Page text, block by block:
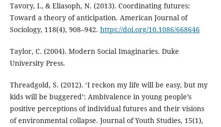
Tavory, I., & Eliasoph, N. (2013). Coordinating futures:
Toward a theory of anticipation. American Journal of
Sociology, 118(4), 908–942. https://doi.org/10.1086/668646
Taylor, C. (2004). Modern Social Imaginaries. Duke
University Press.
Threadgold, S. (2012). ‘I reckon my life will be easy, but my
kids will be buggered’: Ambivalence in young people’s
positive perceptions of individual futures and their visions
of environmental collapse. Journal of Youth Studies, 15(1),